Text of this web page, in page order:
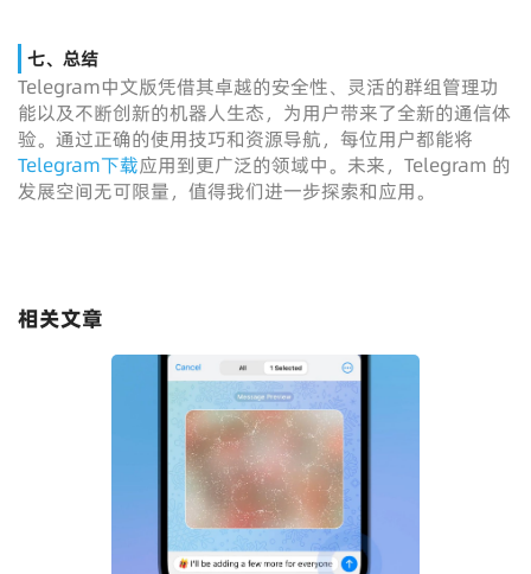
七、总结
Telegram中文版凭借其卓越的安全性、灵活的群组管理功
能以及不断创新的机器人生态，为用户带来了全新的通信体
验。通过正确的使用技巧和资源导航，每位用户都能将
Telegram下载应用到更广泛的领域中。未来，Telegram 的
发展空间无可限量，值得我们进一步探索和应用。
相关文章